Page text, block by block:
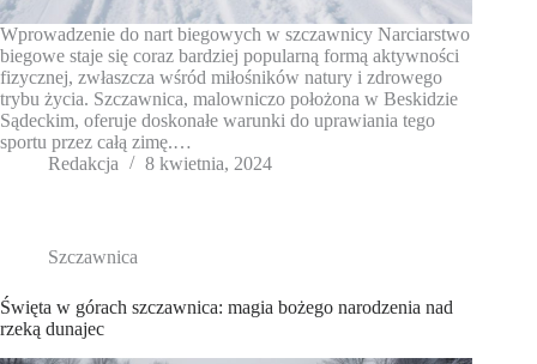
Wprowadzenie do nart biegowych w szczawnicy Narciarstwo
biegowe staje się coraz bardziej popularną formą aktywności
fizycznej, zwłaszcza wśród miłośników natury i zdrowego
trybu życia. Szczawnica, malowniczo położona w Beskidzie
Sądeckim, oferuje doskonałe warunki do uprawiania tego
sportu przez całą zimę.…
Redakcja
8 kwietnia, 2024
Szczawnica
Święta w górach szczawnica: magia bożego narodzenia nad
rzeką dunajec